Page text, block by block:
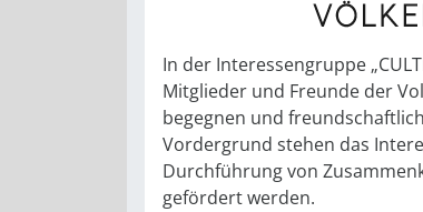
In der Interessengruppe
Mitglieder und Freunde der
begegnen und
Vordergrund stehen das
Durchführung von
gefördert werden.